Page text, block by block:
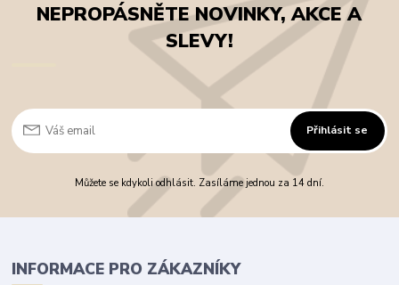
NEPROPÁSNĚTE NOVINKY, AKCE A
SLEVY!
Přihlásit se
Můžete se kdykoli odhlásit. Zasíláme jednou za 14 dní.
INFORMACE PRO ZÁKAZNÍKY